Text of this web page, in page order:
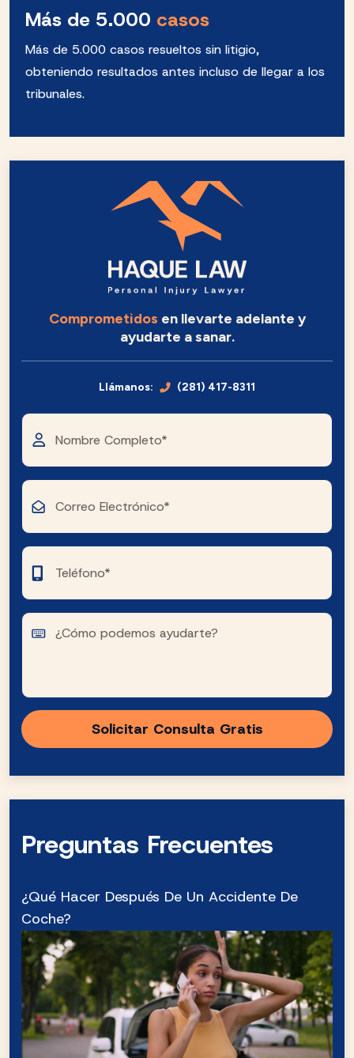
Más de 5.000 casos
Más de 5.000 casos resueltos sin litigio,
obteniendo resultados antes incluso de llegar a los
tribunales.
Comprometidos en llevarte adelante y
ayudarte a sanar.
Llámanos: (281) 417-8311
Preguntas Frecuentes
¿Qué Hacer Después De Un Accidente De
Coche?